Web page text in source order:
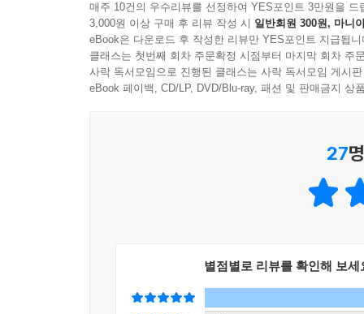
매주 10건의 우수리뷰를 선정하여 YES포인트 3만원을 드
3,000원 이상 구매 후 리뷰 작성 시 일반회원 300원, 마니
eBook은 다운로드 후 작성한 리뷰만 YES포인트 지급됩니
클래스는 첫번째 회차 주문확정 시점부터 마지막 회차 주
사락 독서모임으로 진행된 클래스는 사락 독서모임 게시
eBook 페이백, CD/LP, DVD/Blu-ray, 패션 및 판매금지 상
27
별점별로 리뷰를 확인해 보세